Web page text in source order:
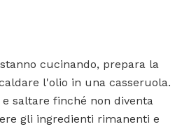
cucinando, prepara la
l'olio in una casseruola.
saltare finché non diventa
gli ingredienti rimanenti e